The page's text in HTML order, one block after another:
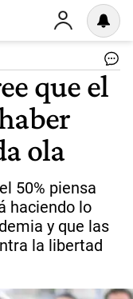
que el
ola
50% piensa
haciendo lo
y que las
la libertad